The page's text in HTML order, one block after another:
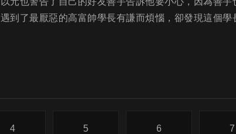
遇到了最厭惡的高富帥學長有謙而煩惱，卻發現這個
4 5 6 7